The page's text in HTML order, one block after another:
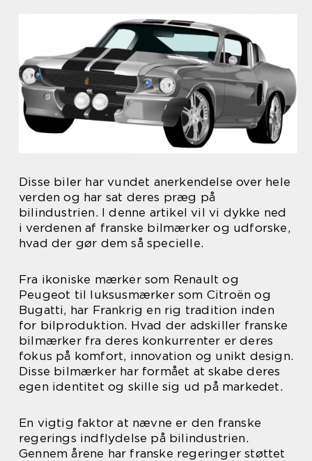
Disse biler har vundet anerkendelse over hele
verden og har sat deres præg på
bilindustrien. I denne artikel vil vi dykke ned
i verdenen af franske bilmærker og udforske,
hvad der gør dem så specielle.
Fra ikoniske mærker som Renault og
Peugeot til luksusmærker som Citroën og
Bugatti, har Frankrig en rig tradition inden
for bilproduktion. Hvad der adskiller franske
bilmærker fra deres konkurrenter er deres
fokus på komfort, innovation og unikt design.
Disse bilmærker har formået at skabe deres
egen identitet og skille sig ud på markedet.
En vigtig faktor at nævne er den franske
regerings indflydelse på bilindustrien.
Gennem årene har franske regeringer støttet